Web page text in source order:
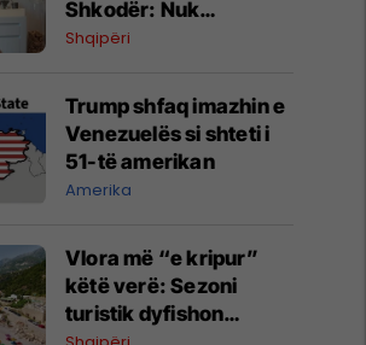
Shkodër: Nuk
plotësohet asnjë kriter
Shqipëri
Trump shfaq imazhin e
Venezuelës si shteti i
51-të amerikan
Amerika
Vlora më “e kripur”
këtë verë: Sezoni
turistik dyfishon